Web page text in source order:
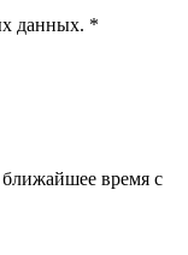
данных. *
время с